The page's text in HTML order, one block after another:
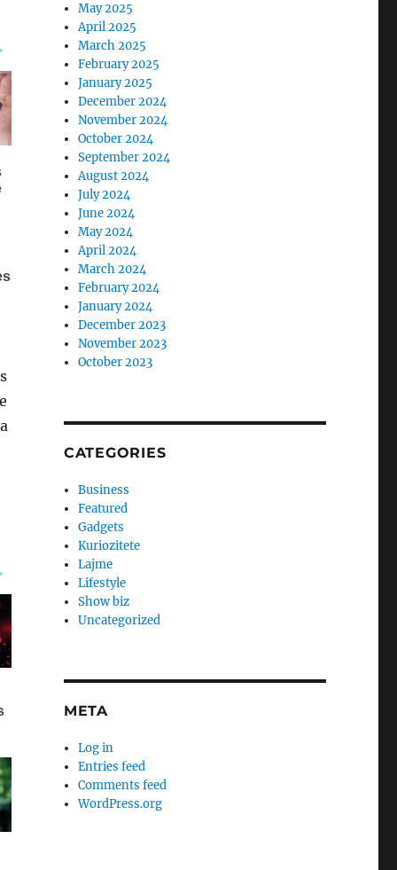
May 2025
April 2025
March 2025
February 2025
January 2025
December 2024
November 2024
October 2024
September 2024
August 2024
July 2024
June 2024
May 2024
April 2024
March 2024
February 2024
January 2024
December 2023
November 2023
October 2023
CATEGORIES
Business
Featured
Gadgets
Kuriozitete
Lajme
Lifestyle
Show biz
Uncategorized
META
Log in
Entries feed
Comments feed
WordPress.org